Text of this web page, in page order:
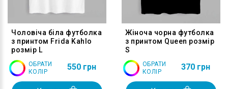
Чоловіча біла футболка
з принтом Frida Kahlo
розмір L
ОБРАТИ
КОЛІР
550 грн
Жіноча чорна футболка
з принтом Queen розмір
S
ОБРАТИ
КОЛІР
370 грн